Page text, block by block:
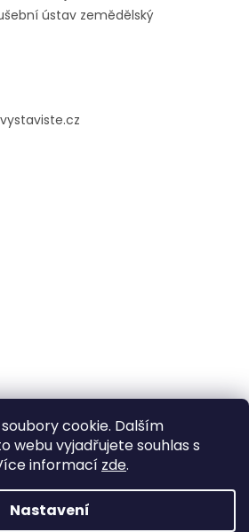
cookie. Dalším
webu vyjadřujete souhlas s
informací zde.
Nastavení
ústav zemědělský
Vytvořil Shoptet